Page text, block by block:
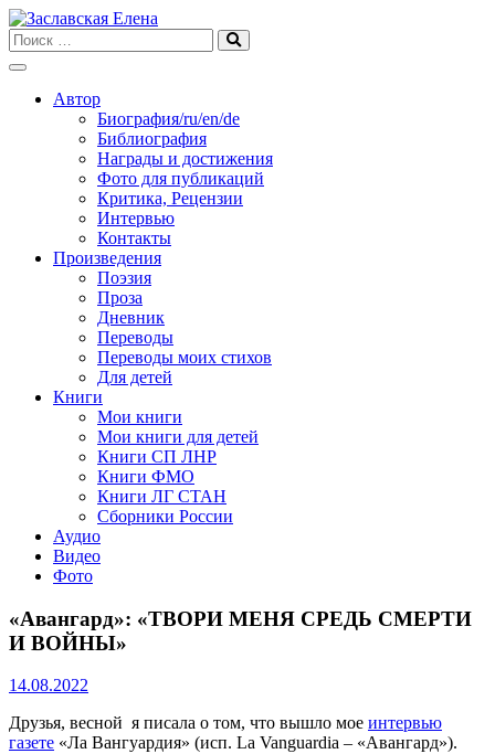
Skip
to
content
Автор
Биография/ru/en/de
Библиография
Награды и достижения
Фото для публикаций
Критика, Рецензии
Интервью
Контакты
Произведения
Поэзия
Проза
Дневник
Переводы
Переводы моих стихов
Для детей
Книги
Мои книги
Мои книги для детей
Книги СП ЛНР
Книги ФМО
Книги ЛГ СТАН
Сборники России
Аудио
Видео
Фото
«Авангард»: «ТВОРИ МЕНЯ СРЕДЬ СМЕРТИ
И ВОЙНЫ»
14.08.2022
Друзья, весной я писала о том, что вышло мое интервью
газете «Ла Вангуардия» (исп. La Vanguardia – «Авангард»).